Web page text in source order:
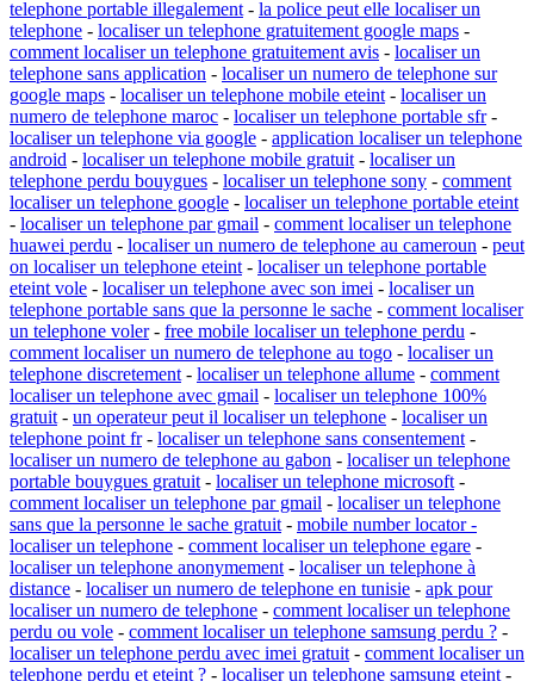
telephone portable illegalement - la police peut elle localiser un
telephone - localiser un telephone gratuitement google maps -
comment localiser un telephone gratuitement avis - localiser un
telephone sans application - localiser un numero de telephone sur
google maps - localiser un telephone mobile eteint - localiser un
numero de telephone maroc - localiser un telephone portable sfr-
localiser un telephone via google - application localiser un telephone
android - localiser un telephone mobile gratuit - localiser un
telephone perdu bouygues - localiser un telephone sony - comment
localiser un telephone google - localiser un telephone portable eteint
- localiser un telephone par gmail - comment localiser un telephone
huawei perdu - localiser un numero de telephone au cameroun - peut
on localiser un telephone eteint - localiser un telephone portable
eteint vole - localiser un telephone avec son imei - localiser un
telephone portable sans que la personne le sache - comment localiser
un telephone voler- free mobile localiser un telephone perdu -
comment localiser un numero de telephone au togo - localiser un
telephone discretement - localiser un telephone allume - comment
localiser un telephone avec gmail - localiser un telephone 100%
gratuit - un operateur peut il localiser un telephone - localiser un
telephone point fr- localiser un telephone sans consentement -
localiser un numero de telephone au gabon - localiser un telephone
portable bouygues gratuit - localiser un telephone microsoft -
comment localiser un telephone par gmail - localiser un telephone
sans que la personne le sache gratuit - mobile number locator -
localiser un telephone - comment localiser un telephone egare -
localiser un telephone anonymement - localiser un telephone à
distance - localiser un numero de telephone en tunisie - apk pour
localiser un numero de telephone - comment localiser un telephone
perdu ou vole - comment localiser un telephone samsung perdu ? -
localiser un telephone perdu avec imei gratuit - comment localiser un
telephone perdu et eteint ? - localiser un telephone samsung eteint -